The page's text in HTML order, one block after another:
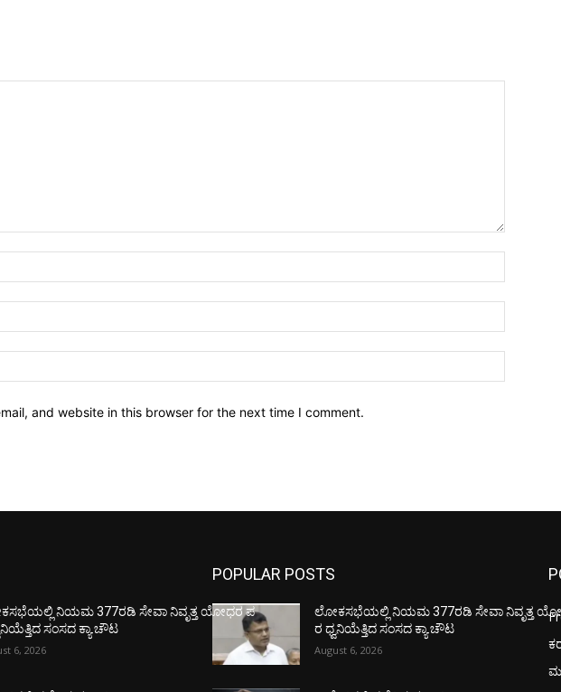
and website in this browser for the next time I comment.
ನಿಯಮ 377ರಡಿ ಸೇವಾ ನಿವೃತ್ತ ಯೋಧರ ಪ
ಸಂಸದ ಕ್ಯಾ.ಚೌಟ
6, 2026
POPULAR POSTS
ಲೋಕಸಭೆಯಲ್ಲಿ ನಿಯಮ 377ರಡಿ ಸೇವಾ ನಿವೃತ್ತ
ರ ಧ್ವನಿಯೆತ್ತಿದ ಸಂಸದ ಕ್ಯಾ.ಚೌಟ
August 6, 2026